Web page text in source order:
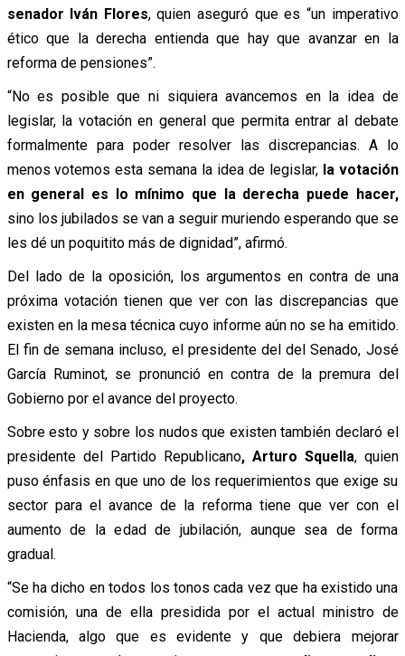
senador Iván Flores, quien aseguró que es “un imperativo
ético que la derecha entienda que hay que avanzar en la
reforma de pensiones”.
“No es posible que ni siquiera avancemos en la idea de
legislar, la votación en general que permita entrar al debate
formalmente para poder resolver las discrepancias. A lo
menos votemos esta semana la idea de legislar, la votación
en general es lo mínimo que la derecha puede hacer,
sino los jubilados se van a seguir muriendo esperando que se
les dé un poquitito más de dignidad”, afirmó.
Del lado de la oposición, los argumentos en contra de una
próxima votación tienen que ver con las discrepancias que
existen en la mesa técnica cuyo informe aún no se ha emitido.
El fin de semana incluso, el presidente del del Senado, José
García Ruminot, se pronunció en contra de la premura del
Gobierno por el avance del proyecto.
Sobre esto y sobre los nudos que existen también declaró el
presidente del Partido Republicano, Arturo Squella, quien
puso énfasis en que uno de los requerimientos que exige su
sector para el avance de la reforma tiene que ver con el
aumento de la edad de jubilación, aunque sea de forma
gradual.
“Se ha dicho en todos los tonos cada vez que ha existido una
comisión, una de ella presidida por el actual ministro de
Hacienda, algo que es evidente y que debiera mejorar